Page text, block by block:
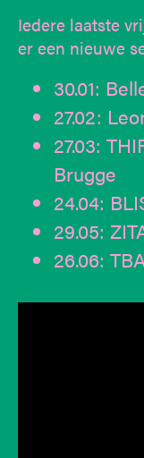
Iedere laatste
er een nieuwe
30.01:
27.02:
27.03:
Brugge
24.04:
29.05:
26.06: